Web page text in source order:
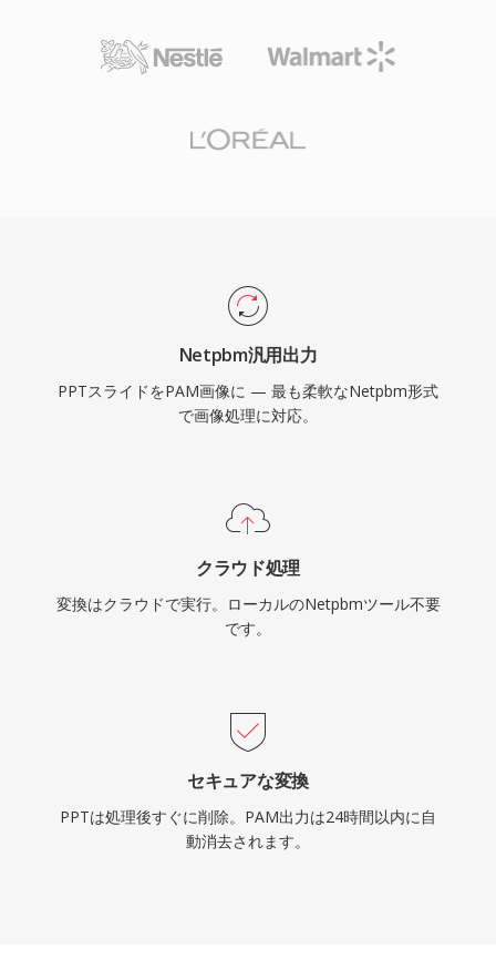
Netpbm汎用出力
PPTスライドをPAM画像に — 最も柔軟なNetpbm形式
で画像処理に対応。
クラウド処理
変換はクラウドで実行。ローカルのNetpbmツール不要
です。
セキュアな変換
PPTは処理後すぐに削除。PAM出力は24時間以内に自
動消去されます。